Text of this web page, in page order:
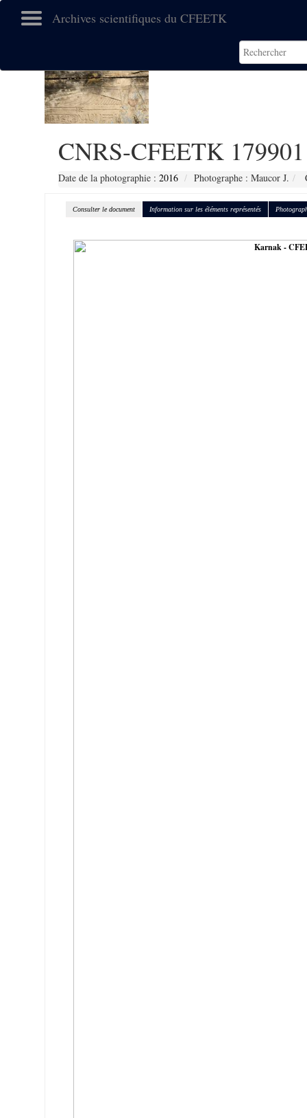
Archives scientifiques du CFEETK
CNRS-CFEETK 179901
Date de la photographie : 2016 Photographe : Maucor J.
Consulter le document Information sur les éléments représentés